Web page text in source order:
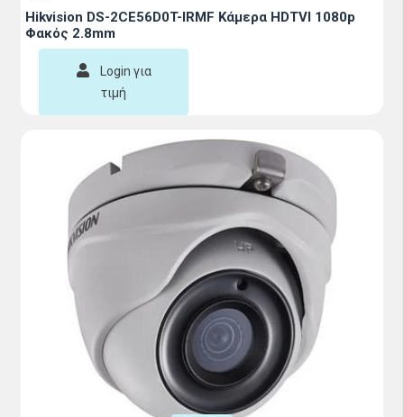
Hikvision DS-2CE56D0T-IRMF Κάμερα HDTVI 1080p
Φακός 2.8mm
Login για
τιμή